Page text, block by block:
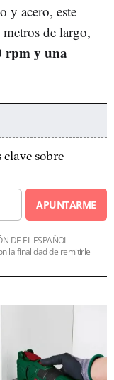
y acero, este
de largo,
rpm y una
clave sobre
APUNTARME
DE EL ESPAÑOL
la finalidad de remitirle